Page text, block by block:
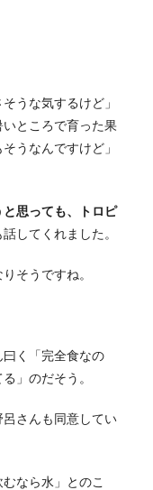
うな気するけど」
ところで育った果
うなんですけど」
思っても、トロピ
話してくれました。
そうですね。
く「完全食なの
」のだそう。
呂さんも同意してい
なら水」とのこ